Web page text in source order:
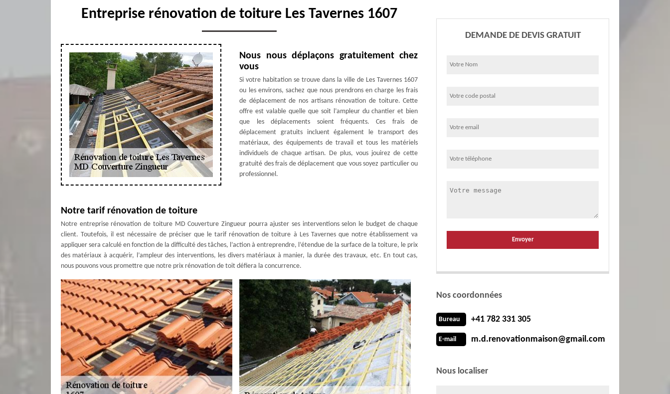
Entreprise rénovation de toiture Les Tavernes 1607
Nous nous déplaçons gratuitement chez
vous
Si votre habitation se trouve dans la ville de Les Tavernes 1607
ou les environs, sachez que nous prendrons en charge les frais
de déplacement de nos artisans rénovation de toiture. Cette
offre est valable quelle que soit l’ampleur du chantier et bien
que les déplacements soient fréquents. Ces frais de
déplacement gratuits incluent également le transport des
matériaux, des équipements de travail et tous les matériels
individuels de chaque artisan. De plus, vous jouirez de cette
gratuité des frais de déplacement que vous soyez particulier ou
professionnel.
Notre tarif rénovation de toiture
Notre entreprise rénovation de toiture MD Couverture Zingueur pourra ajuster ses interventions selon le budget de chaque
client. Toutefois, il est nécessaire de préciser que le tarif rénovation de toiture à Les Tavernes que notre établissement va
appliquer sera calculé en fonction de la difficulté des tâches, l’action à entreprendre, l’étendue de la surface de la toiture, le prix
des matériaux à acquérir, l’ampleur des interventions, les divers matériaux à manier, la durée des travaux, etc. En tout cas,
nous pouvons vous promettre que notre prix rénovation de toit défiera la concurrence.
DEMANDE DE DEVIS GRATUIT
Nos coordonnées
Bureau +41 782 331 305
E-mail m.d.renovationmaison@gmail.com
Nous localiser